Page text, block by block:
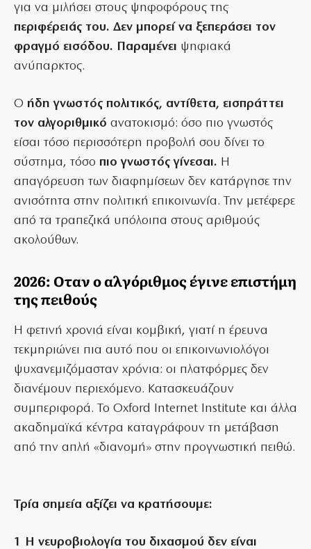
για να μιλήσει στους ψηφοφόρους της
περιφέρειάς του. Δεν μπορεί να ξεπεράσει τον
φραγμό εισόδου. Παραμένει ψηφιακά
ανύπαρκτος.
Ο ήδη γνωστός πολιτικός, αντίθετα, εισπράττει
τον αλγοριθμικό ανατοκισμό: όσο πιο γνωστός
είσαι τόσο περισσότερη προβολή σου δίνει το
σύστημα, τόσο πιο γνωστός γίνεσαι. Η
απαγόρευση των διαφημίσεων δεν κατάργησε την
ανισότητα στην πολιτική επικοινωνία. Την μετέφερε
από τα τραπεζικά υπόλοιπα στους αριθμούς
ακολούθων.
2026: Οταν ο αλγόριθμος έγινε επιστήμη
της πειθούς
Η φετινή χρονιά είναι κομβική, γιατί η έρευνα
τεκμηριώνει πια αυτό που οι επικοινωνιολόγοι
ψυχανεμιζόμασταν χρόνια: οι πλατφόρμες δεν
διανέμουν περιεχόμενο. Κατασκευάζουν
συμπεριφορά. Το Oxford Internet Institute και άλλα
ακαδημαϊκά κέντρα καταγράφουν τη μετάβαση
από την απλή «διανομή» στην προγνωστική πειθώ.
Τρία σημεία αξίζει να κρατήσουμε:
1 Η νευροβιολογία του διχασμού δεν είναι